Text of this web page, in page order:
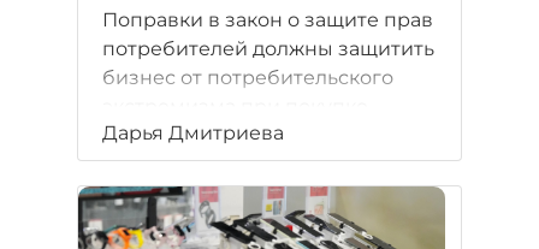
Поправки в закон о защите прав
потребителей должны защитить
бизнес от потребительского
сложной техники.
Дарья Дмитриева